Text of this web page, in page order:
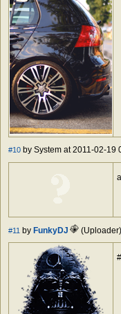
#10 by System at 2011-02-19
#11 by FunkyDJ